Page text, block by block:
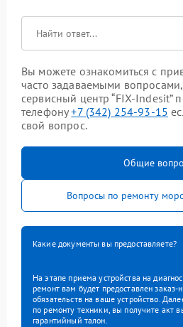
Вы можете ознакомиться с
часто задаваемыми
сервисный центр “FIX-Indesit”
телефону+7 (342) 254-93-15
свой вопрос.
Общие
Вопросы по ремонту
Какие документы вы предоставляете?
На этапе приема устройства на
ремонт вам будет предоставлен
обязательств на ваше устройство.
по ремонту техники, вы получите акт
гарантийный талон.